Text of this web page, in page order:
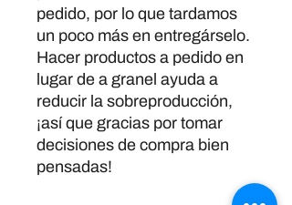
pedido, por lo que tardamos
un poco más en entregárselo.
Hacer productos a pedido en
lugar de a granel ayuda a
reducir la sobreproducción,
¡así que gracias por tomar
decisiones de compra bien
pensadas!